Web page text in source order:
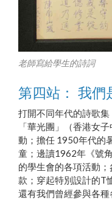
老師寫給學生的詩詞
第四站： 我們
打開不同年代的詩歌
「華光團」（香港女
動；擔任 1950年代的
童；邊讀1962年《號
的學生會的各項活動
款；穿起特別設計的T
還有我們曾經參與各種